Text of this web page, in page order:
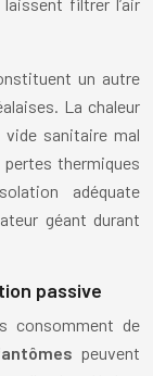
un autre
La chaleur
vide sanitaire mal
pertes thermiques
adéquate
géant durant
passive
consomment de
peuvent